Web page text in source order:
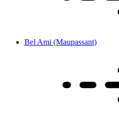
Bel Ami (Maupassant)